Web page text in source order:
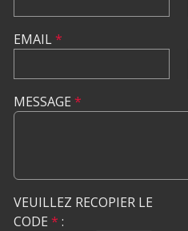
EMAIL*
MESSAGE *
VEUILLEZ RECOPIER LE
CODE * :